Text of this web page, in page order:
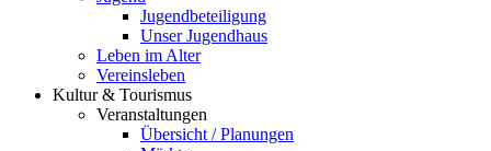
Jugendbeteiligung
Unser Jugendhaus
Leben im Alter
Vereinsleben
Kultur & Tourismus
Veranstaltungen
Übersicht / Planungen